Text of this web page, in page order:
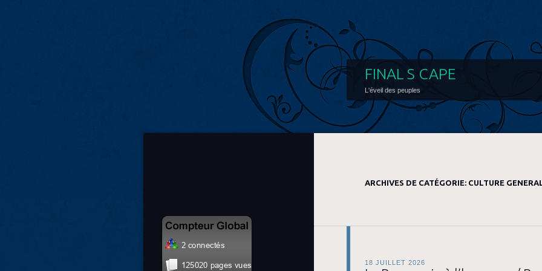
FINAL S CAPE
L'éveil des peuples
ARCHIVES DE CATÉGORIE: CULTURE
18 JUILLET 2026